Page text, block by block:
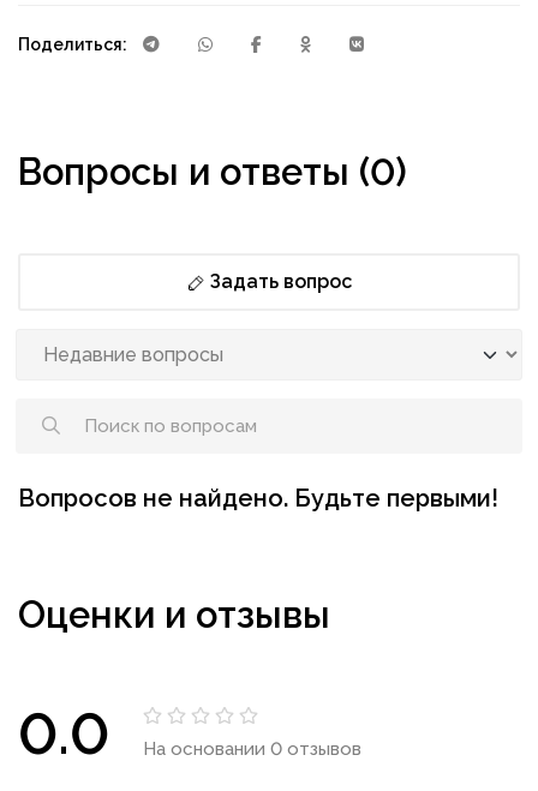
Поделиться:
Вопросы и ответы (0)
Задать вопрос
Вопросов не найдено. Будьте первыми!
Оценки и отзывы
0.0 На основании 0 отзывов